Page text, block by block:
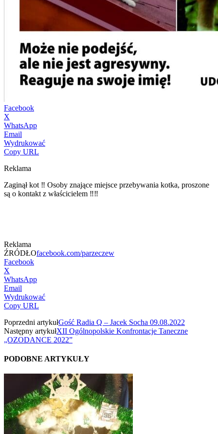
Facebook
X
WhatsApp
Email
Wydrukować
Copy URL
Reklama
Zaginął kot ‼️ Osoby znające miejsce przebywania kotka, proszone
są o kontakt z właścicielem ‼️‼️
Reklama
ŹRÓDŁOfacebook.com/parzeczew
Facebook
X
WhatsApp
Email
Wydrukować
Copy URL
Poprzedni artykułGość Radia Q – Jacek Socha 09.08.2022
Następny artykułXII Ogólnopolskie Konfrontacje Taneczne
„OZODANCE 2022”
PODOBNE ARTYKUŁY